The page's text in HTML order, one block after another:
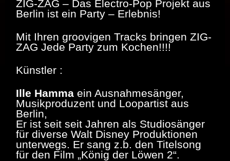
ZIG-ZAG – Das Electro-Pop Projekt aus
Berlin ist ein Party – Erlebnis!
Mit Ihren groovigen Tracks bringen ZIG-
ZAG Jede Party zum Kochen!!!!
Künstler :
Ille Hamma ein Ausnahmesänger,
Musikproduzent und Loopartist aus
Berlin,
Er ist seit seit Jahren als Studiosänger
für diverse Walt Disney Produktionen
unterwegs. Er sang z.b. den Titelsong
für den Film „König der Löwen 2“.